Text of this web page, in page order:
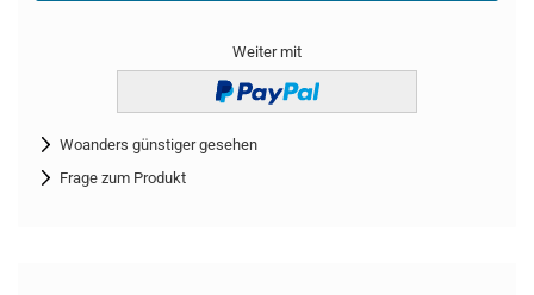
Weiter mit
Woanders günstiger gesehen
Frage zum Produkt